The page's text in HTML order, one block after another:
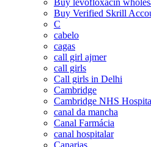
Buy Verified Skrill
C
cabelo
cagas
call girl ajmer
call girls
Call girls in Delhi
Cambridge
Cambridge NHS
canal da mancha
Canal Farmácia
canal hospitalar
Canarias